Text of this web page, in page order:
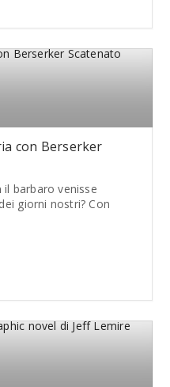
con Berserker
il barbaro venisse
giorni nostri? Con